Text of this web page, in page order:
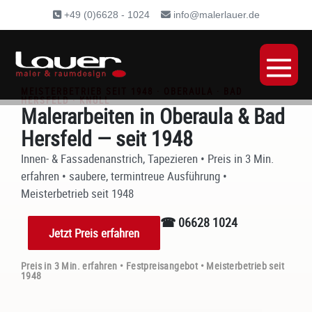
+49 (0)6628 - 1024 info@malerlauer.de
HERSFELD · KNÜLL
Malerarbeiten in Oberaula & Bad
Hersfeld — seit 1948
Innen- & Fassadenanstrich, Tapezieren • Preis in 3 Min.
erfahren • saubere, termintreue Ausführung •
Meisterbetrieb seit 1948
Jetzt Preis erfahren
☎ 06628 1024
Preis in 3 Min. erfahren • Festpreisangebot • Meisterbetrieb seit
1948